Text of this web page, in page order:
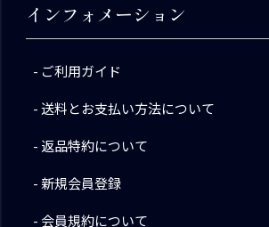
インフォメーション
ご利用ガイド
送料とお支払い方法について
返品特約について
新規会員登録
会員規約について